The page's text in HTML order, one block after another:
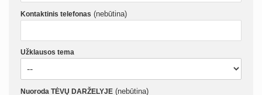
Kontaktinis telefonas (nebūtina)
Užklausos tema
Nuoroda TĖVŲ DARŽELYJE (nebūtina)